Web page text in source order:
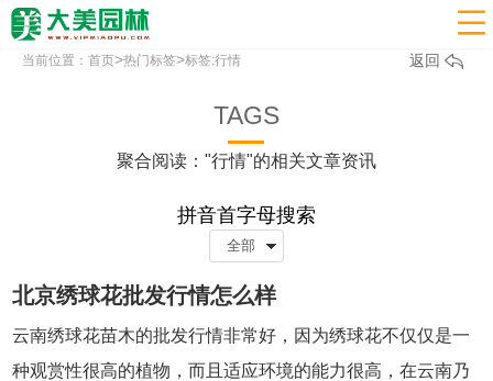

当前位置： 首页>热门标签>标签:行情 返回
TAGS
聚合阅读："行情"的相关文章资讯
拼音首字母搜索
北京绣球花批发行情怎么样
云南绣球花苗木的批发行情非常好，因为绣球花不仅仅是一
种观赏性很高的植物，而且适应环境的能力很高，在云南乃